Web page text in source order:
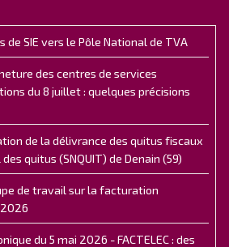
de SIE vers le Pôle National de TVA
des centres de services
du 8 juillet : quelques précisions
de la délivrance des quitus fiscaux
quitus (SNQUIT) de Denain (59)
de travail sur la facturation
du 5 mai 2026 - FACTELEC : des